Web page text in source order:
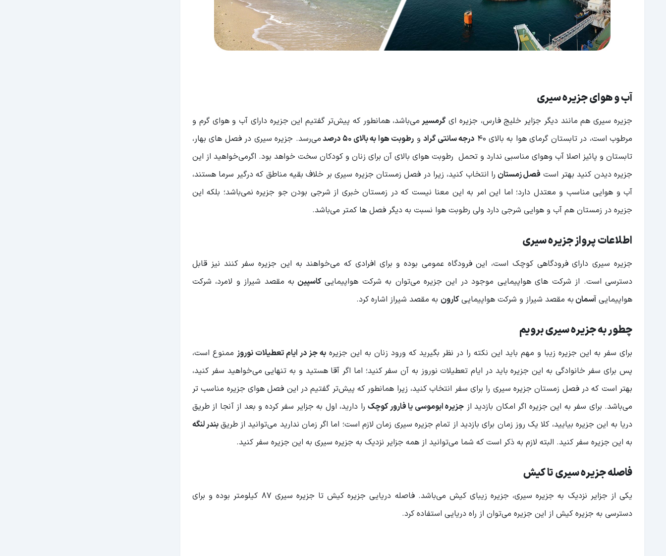
آب و هوای جزیره سیری
جزیره سیری هم مانند دیگر جزایر خلیج فارس، جزیره ایگرمسیر می‌باشد، همانطور که پیش‌تر گفتیم این جزیره دارای آب و هوای گرم و
مرطوب است، در تابستان گرمای هوا به بالای ۴۰
درجه سانتی گرادو رطوبت هوا به بالای ۵۰ درصد
می‌رسد. جزیره سیری در فصل های بهار،
تابستان و پائیز اصلا آب وهوای مناسبی ندارد و تحمل رطوبت هوای بالای آن برای زنان و کودکان سخت خواهد بود. اگرمی‌خواهید از این
جزیره دیدن کنید بهتر است فصل زمستان را انتخاب کنید، زیرا در فصل زمستان جزیره سیری بر خلاف بقیه مناطق که درگیر سرما هستند،
آب و هوایی مناسب و معتدل دارد؛ اما این امر به این معنا نیست که در زمستان خبری از شرجی بودن جو جزیره نمی‌باشد؛ بلکه این
جزیره در زمستان هم آب و هوایی شرجی دارد ولی رطوبت هوا نسبت به دیگر فصل ها کمتر می‌باشد.
اطلاعات پرواز جزیره سیری
جزیره سیری دارای فرودگاهی کوچک است، این فرودگاه عمومی بوده و برای افرادی که می‌خواهند به این جزیره سفر کنند نیز قابل
دسترسی است. از شرکت های هواپیمایی موجود در این جزیره می‌توان به شرکت هواپیماییکاسپین به مقصد شیراز و لامرد، شرکت
هواپیمایی آسمان به مقصد شیراز و شرکت هواپیماییکارون به مقصد شیراز اشاره کرد.
چطور به جزیره سیری برویم
برای سفر به این جزیره زیبا و مهم باید این نکته را در نظر بگیرید که ورود زنان به این جزیره به جز در ایام تعطیلات نوروز ممنوع است،
پس برای سفر خانوادگی به این جزیره باید در ایام تعطیلات نوروز به آن سفر کنید؛ اما اگر آقا هستید و به تنهایی می‌خواهید سفر کنید،
بهتر است که در فصل زمستان جزیره سیری را برای سفر انتخاب کنید، زیرا همانطور که پیش‌تر گفتیم در این فصل هوای جزیره مناسب تر
می‌باشد. برای سفر به این جزیره اگر امکان بازدید از جزیره ابوموسی یا فارور کوچکرا دارید، اول به جزایر سفر کرده و بعد از آنجا از طریق
دریا به این جزیره بیایید، کلا یک روز زمان برای بازدید از تمام جزیره سیری زمان لازم است؛ اما اگر زمان ندارید می‌توانید از طریقبندر لنگه
به این جزیره سفر کنید. البته لازم به ذکر است که شما می‌توانید از همه جزایر نزدیک به جزیره سیری به این جزیره سفر کنید.
فاصله جزیره سیری تا کیش
یکی از جزایر نزدیک به جزیره سیری، جزیره زیبای کیش می‌باشد. فاصله دریایی جزیره کیش تا جزیره سیری ۸۷ کیلومتر بوده و برای
دسترسی به جزیره کیش از این جزیره می‌توان از راه دریایی استفاده کرد.